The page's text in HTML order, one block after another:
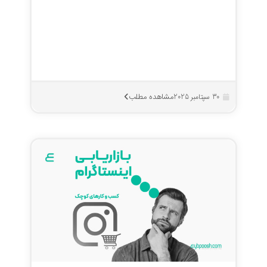
30 سپتامبر 2025 مشاهده مطلب